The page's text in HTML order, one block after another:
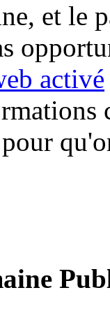
et le
activé